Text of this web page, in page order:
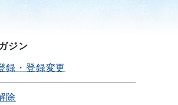
ジン
録・登録変更
除